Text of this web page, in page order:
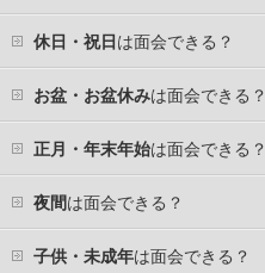
休日・祝日 は面会できる？
お盆・お盆休みは面会できる？
正月・年末年始は面会できる？
夜間は面会できる？
子供・未成年は面会できる？